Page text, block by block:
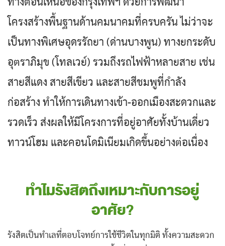
ทางตอนเหนือของกรุงเทพฯ ด้วยการพัฒนา
โครงสร้างพื้นฐานด้านคมนาคมที่ครบครัน ไม่ว่าจะ
เป็นทางพิเศษอุดรรัถยา (ด่านบางพูน) ทางยกระดับ
อุตราภิมุข (โทลเวย์) รวมถึงรถไฟฟ้าหลายสาย เช่น
สายสีแดง สายสีเขียว และสายสีชมพูที่กำลัง
ก่อสร้าง ทำให้การเดินทางเข้า-ออกเมืองสะดวกและ
รวดเร็ว ส่งผลให้มีโครงการที่อยู่อาศัยทั้งบ้านเดี่ยว
ทาวน์โฮม และคอนโดมิเนียมเกิดขึ้นอย่างต่อเนื่อง
ทำไมรังสิตถึงเหมาะกับการอยู่
อาศัย?
รังสิตเป็นทำเลที่ตอบโจทย์การใช้ชีวิตในทุกมิติ ทั้งความสะดวก